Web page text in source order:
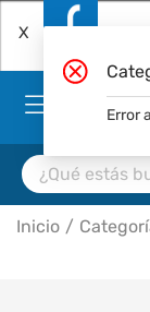
X
Inicio
Error